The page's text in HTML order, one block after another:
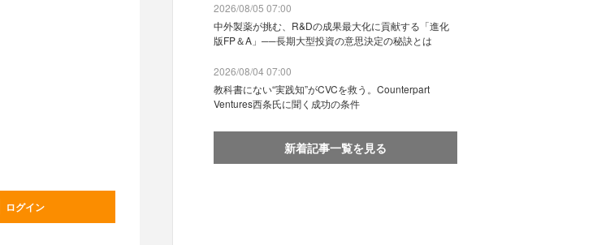
ログイン
2026/08/05 07:00
中外製薬が挑む、R&Dの成果最大化に貢献する「進化
版FP＆A」──長期大型投資の意思決定の秘訣とは
2026/08/04 07:00
教科書にない“実践知”がCVCを救う。Counterpart
Ventures西条氏に聞く成功の条件
新着記事一覧を見る